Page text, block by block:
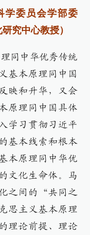
学委员会学部委
究中心教授）
同中华优秀传统
基本原理同中国
映和升华，又会
原理同中国具体
学习贯彻习近平
基本线索和根本
本原理同中华优
文化生命体。马
之间的“共同之
思主义基本原理
理论前提、理论